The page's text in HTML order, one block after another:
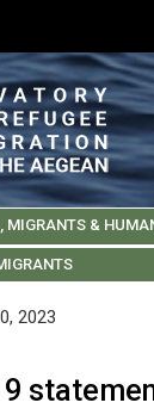
MIGRANTS &
CHIOS
2023